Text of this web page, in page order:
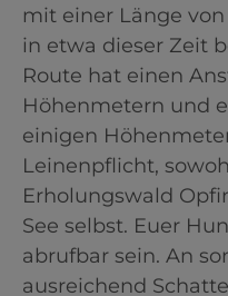
mit einer Länge von
in etwa dieser Zeit
Route hat einen
Höhenmetern und
einigen
Leinenpflicht,
Erholungswald
See selbst. Euer
abrufbar sein. An
ausreichend